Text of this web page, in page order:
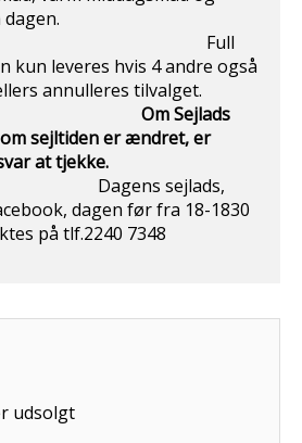
sidst på dagen.
kun leveres hvis 4 andre også
ellers annulleres tilvalget.
Om Sejlads
sejltiden er ændret, er
attjekke.
sejlads,
dagen før fra 18-1830
på tlf.2240 7348
udsolgt